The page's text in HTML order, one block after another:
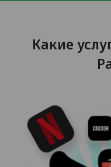
Какие